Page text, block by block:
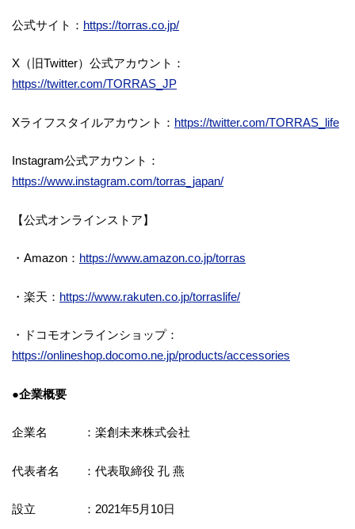
公式サイト： https://torras.co.jp/
X（旧Twitter）公式アカウント：
https://twitter.com/TORRAS_JP
Xライフスタイルアカウント： https://twitter.com/TORRAS_life
Instagram公式アカウント：
https://www.instagram.com/torras_japan/
【公式オンラインストア】
・Amazon： https://www.amazon.co.jp/torras
・楽天： https://www.rakuten.co.jp/torraslife/
・ドコモオンラインショップ：
https://onlineshop.docomo.ne.jp/products/accessories
●企業概要
企業名 ：楽創未来株式会社
代表者名 ：代表取締役 孔 燕
設立 ：2021年5月10日